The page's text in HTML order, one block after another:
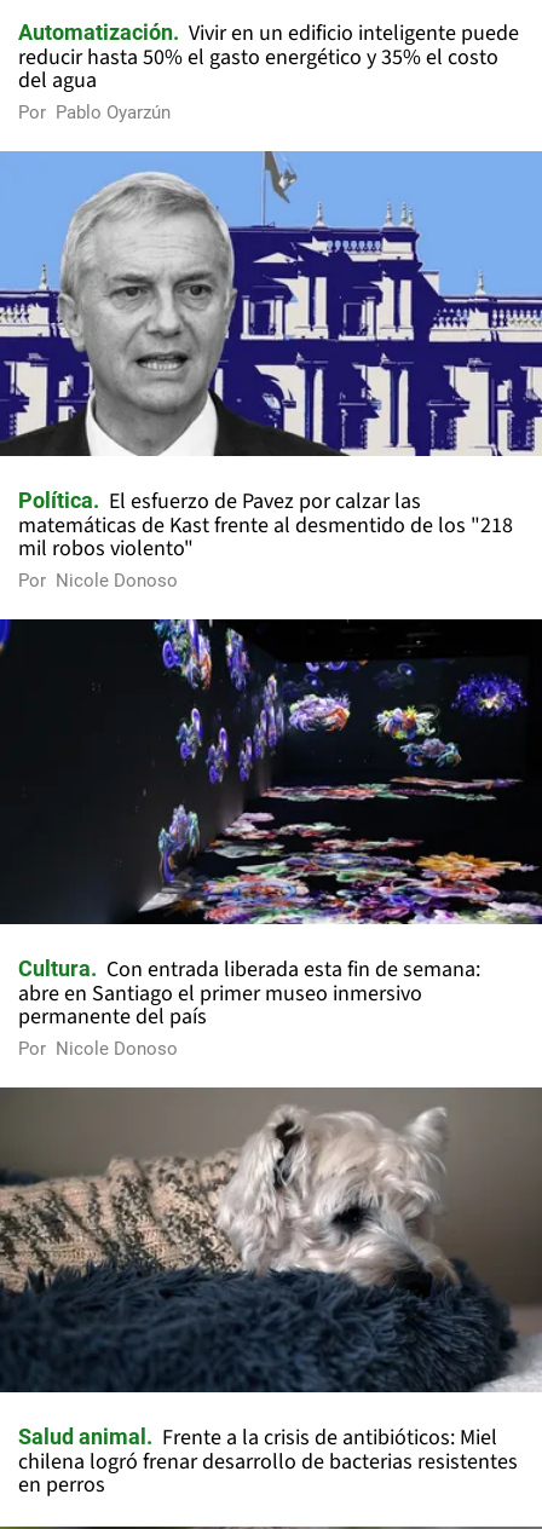
Automatización
Vivir en un edificio inteligente puede
reducir hasta 50% el gasto energético y 35% el costo
del agua
Por Pablo Oyarzún
Política
El esfuerzo de Pavez por calzar las
matemáticas de Kast frente al desmentido de los "218
mil robos violento"
Por Nicole Donoso
Cultura
Con entrada liberada esta fin de semana:
abre en Santiago el primer museo inmersivo
permanente del país
Por Nicole Donoso
Salud animal
Frente a la crisis de antibióticos: Miel
chilena logró frenar desarrollo de bacterias resistentes
en perros